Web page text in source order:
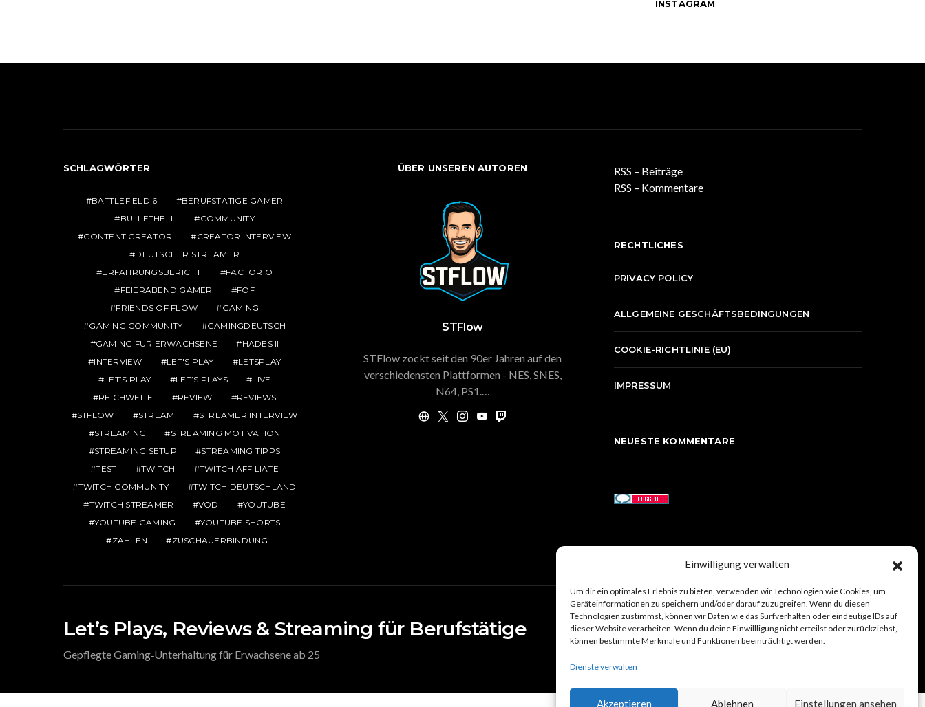
Einwilligung verwalten
Um dir ein optimales Erlebnis zu bieten, verwenden wir Technologien wie Cookies, um
Geräteinformationen zu speichern und/oder darauf zuzugreifen. Wenn du diesen
Technologien zustimmst, können wir Daten wie das Surfverhalten oder eindeutige IDs auf
dieser Website verarbeiten. Wenn du deine Einwillligung nicht erteilst oder zurückziehst,
können bestimmte Merkmale und Funktionen beeinträchtigt werden.
Dienste verwalten
Akzeptieren Ablehnen Einstellungen ansehen
INSTAGRAM
SCHLAGWÖRTER
BATTLEFIELD 6
BERUFSTÄTIGE GAMER
BULLETHELL
COMMUNITY
CONTENT CREATOR
CREATOR INTERVIEW
DEUTSCHER STREAMER
ERFAHRUNGSBERICHT
FACTORIO
FEIERABEND GAMER
FOF
FRIENDS OF FLOW
GAMING
GAMING COMMUNITY
GAMINGDEUTSCH
GAMING FÜR ERWACHSENE
HADES II
INTERVIEW
LET'S PLAY
LETSPLAY
LET’S PLAY
LET’S PLAYS
LIVE
REICHWEITE
REVIEW
REVIEWS
STFLOW
STREAM
STREAMER INTERVIEW
STREAMING
STREAMING MOTIVATION
STREAMING SETUP
STREAMING TIPPS
TEST
TWITCH
TWITCH AFFILIATE
TWITCH COMMUNITY
TWITCH DEUTSCHLAND
TWITCH STREAMER
VOD
YOUTUBE
YOUTUBE GAMING
YOUTUBE SHORTS
ZAHLEN
ZUSCHAUERBINDUNG
ÜBER UNSEREN AUTOREN
STFlow
STFlow zockt seit den 90er Jahren auf den
verschiedensten Plattformen - NES, SNES,
N64, PS1.…
RSS – Beiträge
RSS – Kommentare
RECHTLICHES
PRIVACY POLICY
ALLGEMEINE GESCHÄFTSBEDINGUNGEN
COOKIE-RICHTLINIE (EU)
IMPRESSUM
NEUESTE KOMMENTARE
Let’s Plays, Reviews & Streaming für Berufstätige KONTAKT ENGLISH DEUTSCH RECHTLICHES
Gepflegte Gaming‑Unterhaltung für Erwachsene ab 25